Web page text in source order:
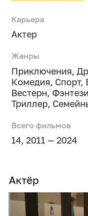
Карьера
Актер
Жанры
Приключения,
Комедия, Спорт,
Вестерн, Фэнтези
Триллер,
Всего фильмов
14, 2011 — 2024
Актёр